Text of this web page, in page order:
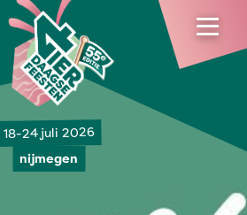
18-24 juli 2026
nijmegen